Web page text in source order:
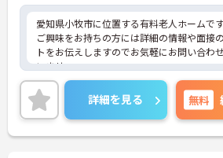
愛知県小牧市に位置する有料老人ホームです
ご興味をお持ちの方には詳細の情報や面接
トをお伝えしますのでお気軽にお問い合わ
いませ。
詳細を見る 無料